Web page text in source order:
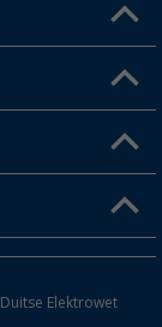
Duitse Elektrowet